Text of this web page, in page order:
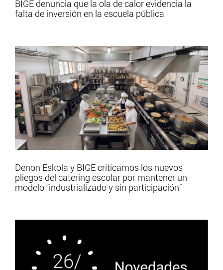
BIGE denuncia que la ola de calor evidencia la
falta de inversión en la escuela pública
Denon Eskola y BIGE criticamos los nuevos
pliegos del catering escolar por mantener un
modelo “industrializado y sin participación”